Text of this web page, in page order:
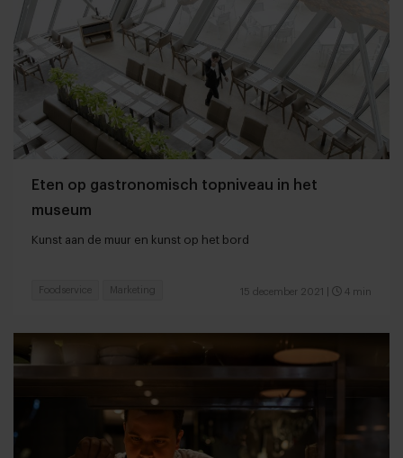
Eten op gastronomisch topniveau in het
museum
Kunst aan de muur en kunst op het bord
15 december 2021 4 min
Foodservice Marketing